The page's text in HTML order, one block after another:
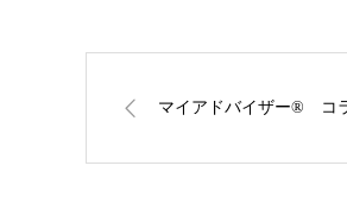
マイアドバイザー®︎ コ